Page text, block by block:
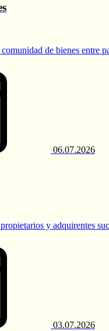
de bienes entre
06.07.2026
y adquirentes
03.07.2026